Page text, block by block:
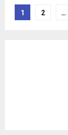
Paginasi
1 2 …